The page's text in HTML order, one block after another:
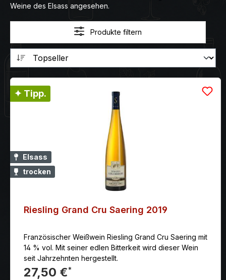
Weine des Elsass angesehen.
Produkte filtern
✦ Tipp.
Elsass
trocken
Riesling Grand Cru Saering 2019
Französischer Weißwein Riesling Grand Cru Saering mit
14 % vol. Mit seiner edlen Bitterkeit wird dieser Wein
seit Jahrzehnten hergestellt.
27,50 €*